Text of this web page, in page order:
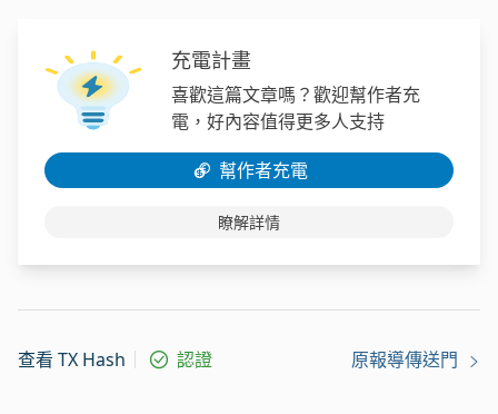
充電計畫
喜歡這篇文章嗎？歡迎幫作者充
電，好內容值得更多人支持
幫作者充電
瞭解詳情
查看 TX Hash 認證 原報導傳送門